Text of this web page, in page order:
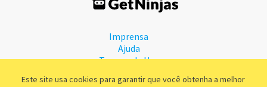
Este site usa cookies para garantir que você obtenha a melhor
Imprensa
Ajuda
Termos de Uso